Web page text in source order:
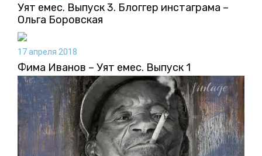
Уят емес. Выпуск 3. Блоггер инстаграма –
Ольга Боровская
17 апреля 2018
Фима Иванов – Уят емес. Выпуск 1